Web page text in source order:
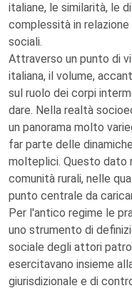
italiane, le similarità, le
complessità in
sociali.
Attraverso un punto di
italiana, il volume,
sul ruolo dei corpi
dare. Nella realtà
un panorama molto
far parte delle
molteplici. Questo dato
comunità rurali, nelle
punto centrale da
Per l'antico regime le
uno strumento di
sociale degli attori
esercitavano insieme
giurisdizionale e di